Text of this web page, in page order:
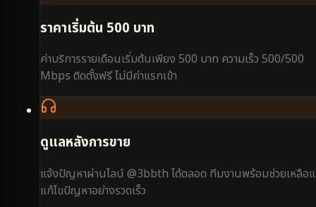
ราคาเริ่มต้น 500 บาท
ค่าบริการรายเดือนเริ่มต้นเพียง 500 บาท ความเร็ว 500/500
Mbps ติดตั้งฟรี ไม่มีค่าแรกเข้า
ดูแลหลังการขาย
แจ้งปัญหาผ่านไลน์ @3bbth ได้ตลอด ทีมงานพร้อมช่วยเหลือแ
แก้ไขปัญหาอย่างรวดเร็ว